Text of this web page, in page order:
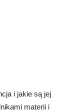
i jakie są jej
materii i